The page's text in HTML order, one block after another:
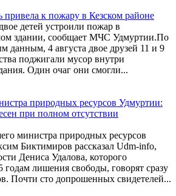
привела к пожару в Кезском районе
детей устроили пожар в
здании, сообщает МЧС Удмуртии.По
данным, 4 августа двое друзей 11 и 9
поджигали мусор внутри
Один очаг они смогли...
природных ресурсов Удмуртии:
при полном отсутствии
министра природных ресурсов
Биктимиров рассказал Udm-info,
Дениса Удалова, которого
годам лишения свободы, говорят сразу
Почти сто допрошенных свидетелей...